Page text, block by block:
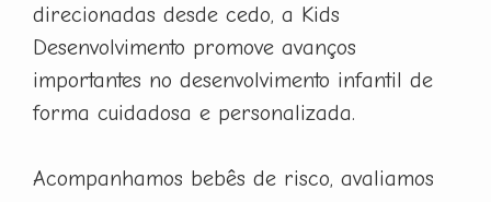
direcionadas desde cedo, a Kids
Desenvolvimento promove avanços
importantes no desenvolvimento infantil de
forma cuidadosa e personalizada.
Acompanhamos bebês de risco, avaliamos